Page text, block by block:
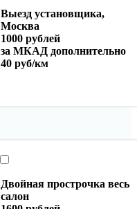
Выезд установщика,
Москва
1000 рублей
за МКАД дополнительно
40 руб/км
Двойная прострочка весь
салон